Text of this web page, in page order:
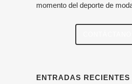
momento del deporte de
ENTRADAS RECIENTES